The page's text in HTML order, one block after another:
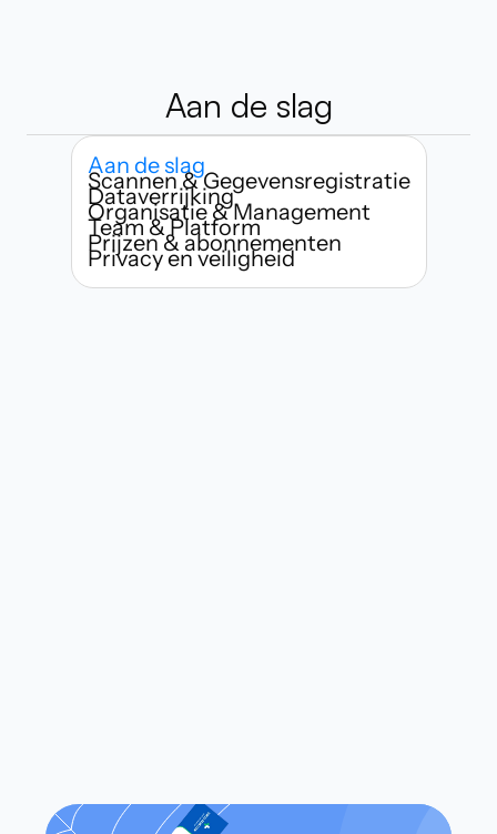
Aan de slag
Aan de slag
Scannen & Gegevensregistratie
Dataverrijking
Organisatie & Management
Team & Platform
Prijzen & abonnementen
Privacy en veiligheid
zonder internetverbinding?